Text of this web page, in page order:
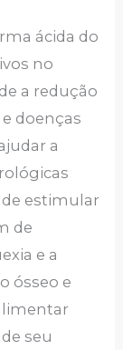
ácida do
no
a redução
doenças
a
estimular
de
e a
ósseo e
seu